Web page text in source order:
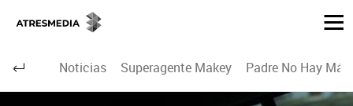
Noticias Superagente Makey Padre No Hay